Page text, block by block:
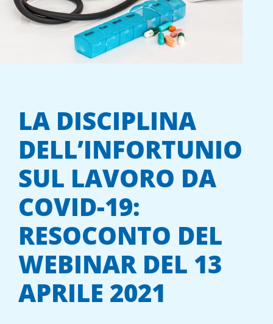
LA DISCIPLINA
DELL’INFORTUNIO
SUL LAVORO DA
COVID-19:
RESOCONTO DEL
WEBINAR DEL 13
APRILE 2021